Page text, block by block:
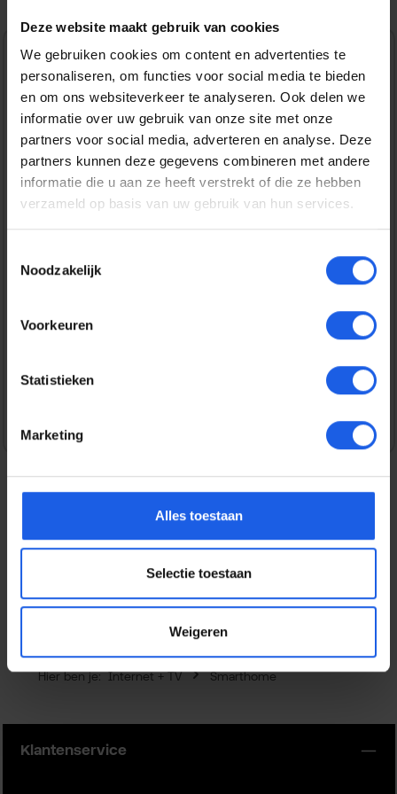
Deze website maakt gebruik van cookies
We gebruiken cookies om content en advertenties te
personaliseren, om functies voor social media te bieden
en om ons websiteverkeer te analyseren. Ook delen we
informatie over uw gebruik van onze site met onze
partners voor social media, adverteren en analyse. Deze
partners kunnen deze gegevens combineren met andere
informatie die u aan ze heeft verstrekt of die ze hebben
verzameld op basis van uw gebruik van hun services.
Noodzakelijk
Voorkeuren
Statistieken
Marketing
Alles toestaan
Selectie toestaan
Weigeren
Verkoopprijs:
€ 229,99 Normale prijs:
€ 349,99 (34.29% bespaard)
Prijzen incl. BTW en excl. verzendkosten
Bestel nu
TD-33-028 4260328611869
TADO
Veilig en snel betalen
Maak je huis slimmer én energiezuiniger met de Tado
Essential Kit. Deze set bevat een bedrade Slimme
Hier ben je: Internet + TV Smarthome
Klantenservice